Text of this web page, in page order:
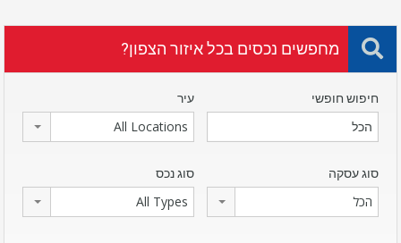
מחפשים נכסים בכל איזור הצפון?
חיפוש חופשי עיר
All Locations
סוג עסקה
הכל
סוג נכס
All Types